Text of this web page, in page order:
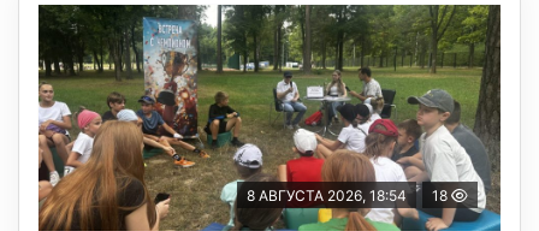
8 АВГУСТА 2026, 18:54 18